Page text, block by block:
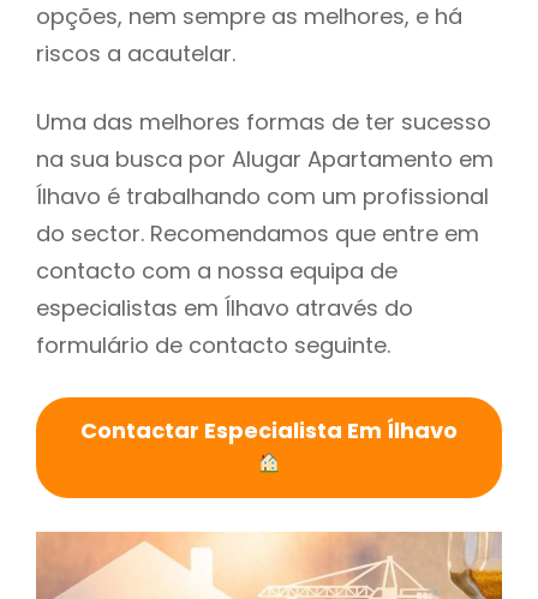
opções, nem sempre as melhores, e há
riscos a acautelar.
Uma das melhores formas de ter sucesso
na sua busca por Alugar Apartamento em
Ílhavo é trabalhando com um profissional
do sector. Recomendamos que entre em
contacto com a nossa equipa de
especialistas em Ílhavo através do
formulário de contacto seguinte.
Contactar Especialista Em Ílhavo